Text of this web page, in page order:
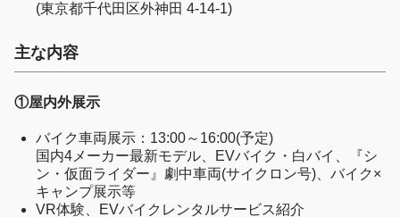
(東京都千代田区外神田 4-14-1)
主な内容
①屋内外展示
バイク車両展示：13:00～16:00(予定)
国内4メーカー最新モデル、EVバイク・白バイ、『シ
ン・仮面ライダー』劇中車両(サイクロン号)、バイク×
キャンプ展示等
VR体験、EVバイクレンタルサービス紹介